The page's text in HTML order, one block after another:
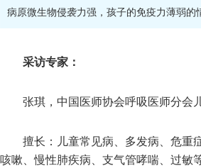
病原微生物侵袭力强，孩子的免疫力薄弱的
采访专家：
张琪，中国医师协会呼吸医师分会
擅长：儿童常见病、多发病、危重
咳嗽、慢性肺疾病、支气管哮喘、过敏等